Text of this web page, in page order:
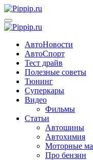
Перейти
к
содержимому
АвтоНовости
АвтоСпорт
Тест драйв
Полезные советы
Тюнинг
Суперкары
Видео
Фильмы
Статьи
Автошины
Автохимия
Моторные
Про бензин